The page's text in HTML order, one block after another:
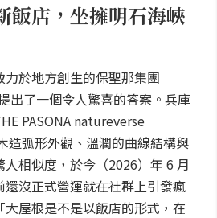
飯店，坐擁明石海峽
於地方創生的保聖那集團
出了一個令人驚喜的答案。兵庫
PASONA natureverse
造弧形外觀、溫潤的曲線結構與
相似度，於今（2026）年 6 月
沒正式營運就在社群上引發瘋
屋根是不是以飯店的形式，在